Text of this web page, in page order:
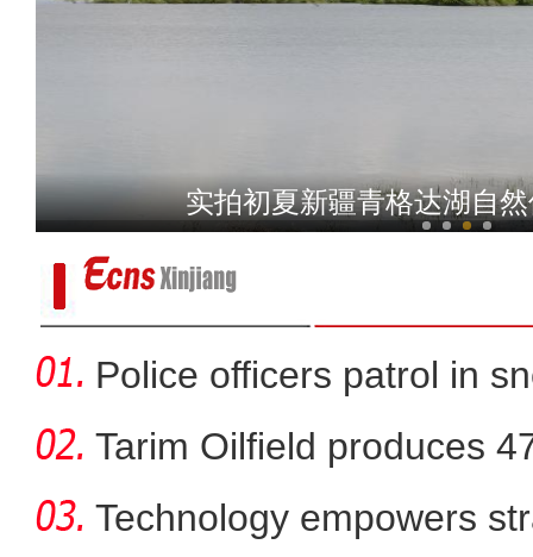
电影《大改水》在新
实拍初夏新疆青格达湖自
Police officers patrol in
Tarim Oilfield produces
Technology empowers